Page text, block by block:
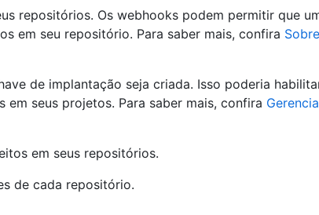
repositórios. Os webhooks podem permitir que
em seu repositório. Para saber mais, confira Sobre
de implantação seja criada. Isso poderia
em seus projetos. Para saber mais, confira
em seus repositórios.
de cada repositório.